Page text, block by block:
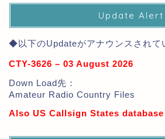
Update Alert
◆以下のUpdateがアナウンスされて
CTY-3626 – 03 August 2026
Down Load先：
Amateur Radio Country Files
Also US Callsign States database